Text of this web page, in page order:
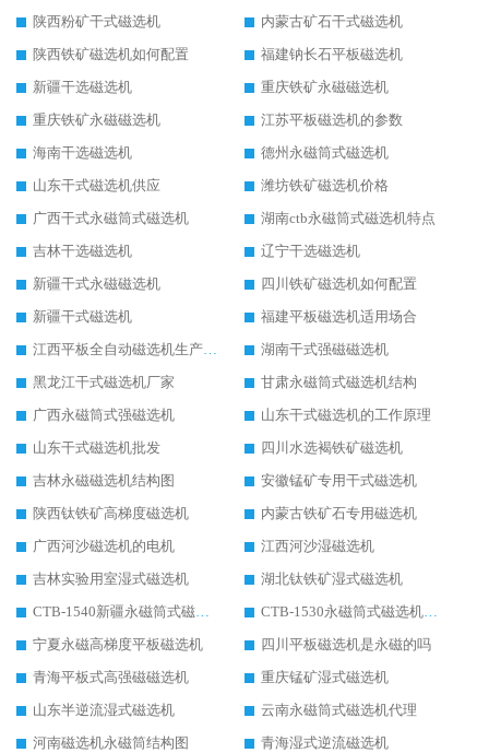
陕西粉矿干式磁选机
内蒙古矿石干式磁选机
陕西铁矿磁选机如何配置
福建钠长石平板磁选机
新疆干选磁选机
重庆铁矿永磁磁选机
重庆铁矿永磁磁选机
江苏平板磁选机的参数
海南干选磁选机
德州永磁筒式磁选机
山东干式磁选机供应
潍坊铁矿磁选机价格
广西干式永磁筒式磁选机
湖南ctb永磁筒式磁选机特点
吉林干选磁选机
辽宁干选磁选机
新疆干式永磁磁选机
四川铁矿磁选机如何配置
新疆干式磁选机
福建平板磁选机适用场合
江西平板全自动磁选机生产厂家
湖南干式强磁磁选机
黑龙江干式磁选机厂家
甘肃永磁筒式磁选机结构
广西永磁筒式强磁选机
山东干式磁选机的工作原理
山东干式磁选机批发
四川水选褐铁矿磁选机
吉林永磁磁选机结构图
安徽锰矿专用干式磁选机
陕西钛铁矿高梯度磁选机
内蒙古铁矿石专用磁选机
广西河沙磁选机的电机
江西河沙湿磁选机
吉林实验用室湿式磁选机
湖北钛铁矿湿式磁选机
CTB-1540新疆永磁筒式磁选机
CTB-1530永磁筒式磁选机代理商
宁夏永磁高梯度平板磁选机
四川平板磁选机是永磁的吗
青海平板式高强磁磁选机
重庆锰矿湿式磁选机
山东半逆流湿式磁选机
云南永磁筒式磁选机代理
河南磁选机永磁筒结构图
青海湿式逆流磁选机